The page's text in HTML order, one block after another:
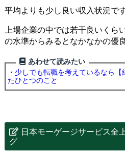
平均よりも少し良い収入状況です
上場企業の中では若干良いくら
の水準からみるとなかなかの優
あわせて読みたい
・ 少しでも転職を考えているなら
たひとつのこと
日本モーゲージサービス全
グ